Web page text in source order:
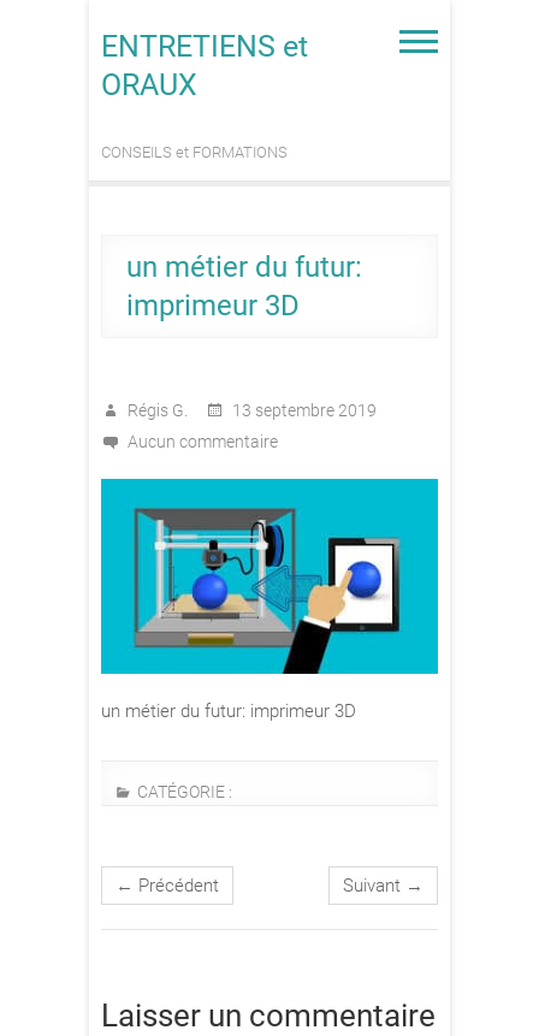
ENTRETIENS et
ORAUX
CONSEILS et FORMATIONS
un métier du futur:
imprimeur 3D
Régis G.
13 septembre 2019
Aucun commentaire
un métier du futur: imprimeur 3D
CATÉGORIE :
← Précédent Suivant →
Laisser un commentaire